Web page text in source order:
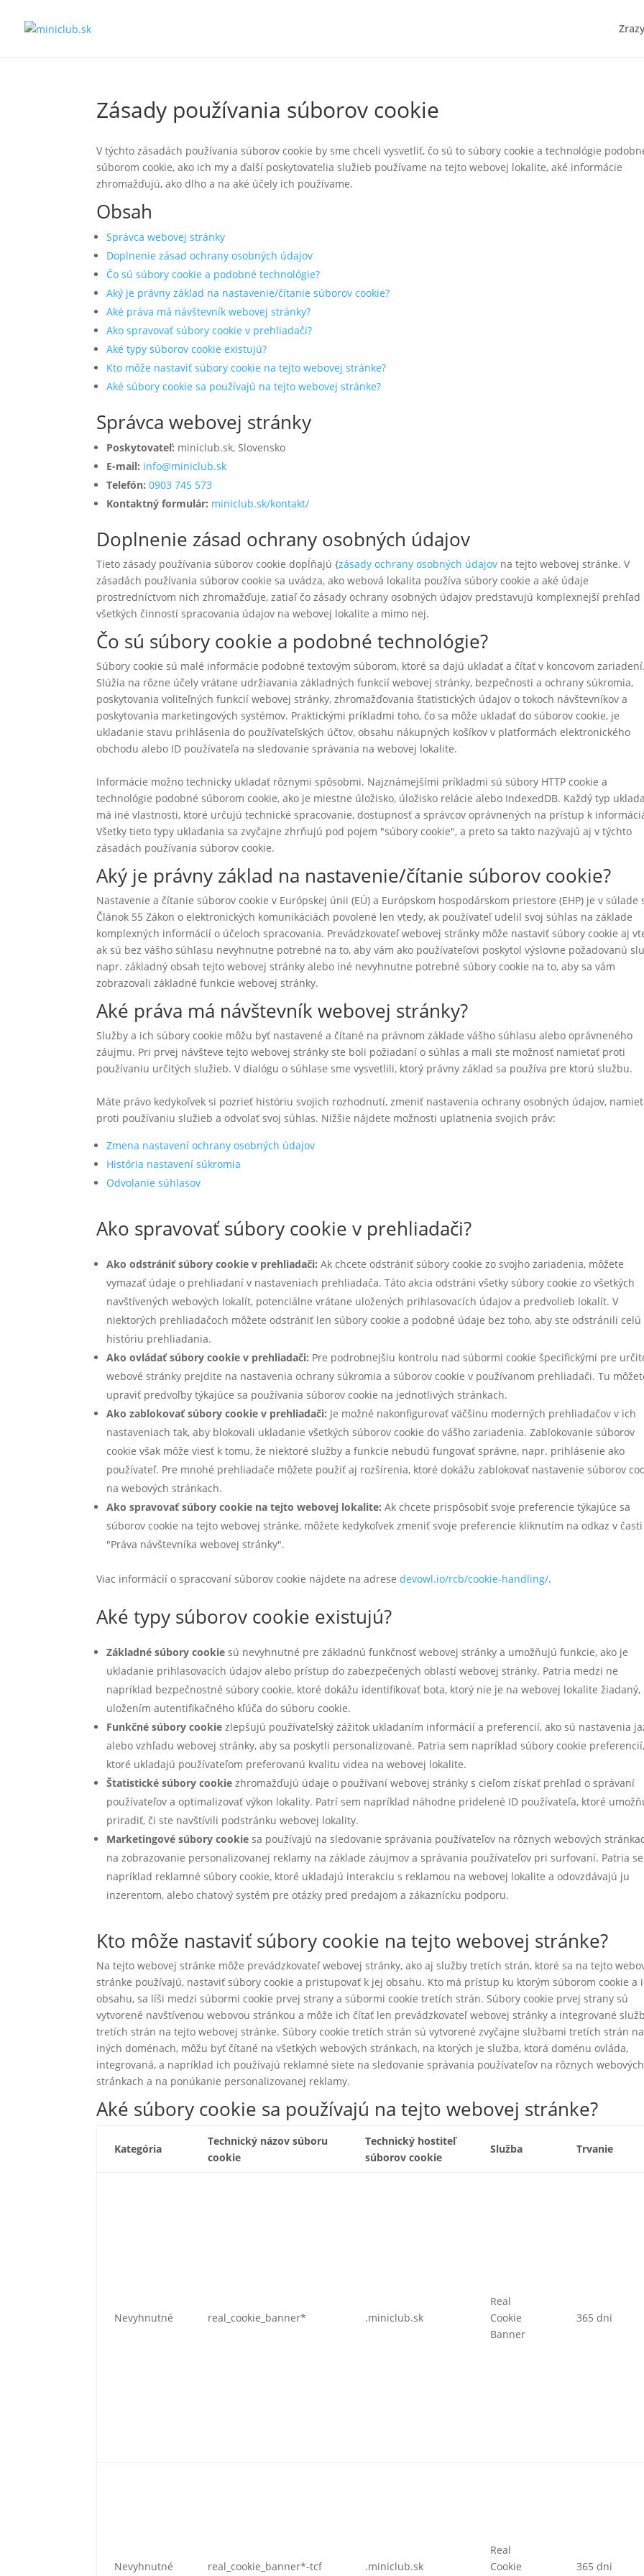
Zásady používania súborov cookie
V týchto zásadách používania súborov cookie by sme chceli vysvetliť, čo sú to súbory cookie a technológie
súborom cookie, ako ich my a ďalší poskytovatelia služieb používame na tejto webovej lokalite, aké informácie
zhromažďujú, ako dlho a na aké účely ich používame.
Obsah
Správca webovej stránky
Doplnenie zásad ochrany osobných údajov
Čo sú súbory cookie a podobné technológie?
Aký je právny základ na nastavenie/čítanie súborov cookie?
Aké práva má návštevník webovej stránky?
Ako spravovať súbory cookie v prehliadači?
Aké typy súborov cookie existujú?
Kto môže nastaviť súbory cookie na tejto webovej stránke?
Aké súbory cookie sa používajú na tejto webovej stránke?
Správca webovej stránky
Poskytovateľ: miniclub.sk, Slovensko
E-mail: info@miniclub.sk
Telefón:0903 745 573
Kontaktný formulár: miniclub.sk/kontakt/
Doplnenie zásad ochrany osobných údajov
Tieto zásady používania súborov cookie dopĺňajú {zásady ochrany osobných údajov na tejto webovej stránke. V
zásadách používania súborov cookie sa uvádza, ako webová lokalita používa súbory cookie a aké údaje
prostredníctvom nich zhromažďuje, zatiaľ čo zásady ochrany osobných údajov predstavujú komplexnejší prehľad
všetkých činností spracovania údajov na webovej lokalite a mimo nej.
Čo sú súbory cookie a podobné technológie?
Súbory cookie sú malé informácie podobné textovým súborom, ktoré sa dajú ukladať a čítať v koncovom
Slúžia na rôzne účely vrátane udržiavania základných funkcií webovej stránky, bezpečnosti a ochrany súkromia,
poskytovania voliteľných funkcií webovej stránky, zhromažďovania štatistických údajov o tokoch návštevníkov a
poskytovania marketingových systémov. Praktickými príkladmi toho, čo sa môže ukladať do súborov cookie, je
ukladanie stavu prihlásenia do používateľských účtov, obsahu nákupných košíkov v platformách elektronického
obchodu alebo ID používateľa na sledovanie správania na webovej lokalite.
Informácie možno technicky ukladať rôznymi spôsobmi. Najznámejšími príkladmi sú súbory HTTP cookie a
technológie podobné súborom cookie, ako je miestne úložisko, úložisko relácie alebo IndexedDB. Každý typ
má iné vlastnosti, ktoré určujú technické spracovanie, dostupnosť a správcov oprávnených na prístup k
Všetky tieto typy ukladania sa zvyčajne zhrňujú pod pojem "súbory cookie", a preto sa takto nazývajú aj v týchto
zásadách používania súborov cookie.
Aký je právny základ na nastavenie/čítanie súborov cookie?
Nastavenie a čítanie súborov cookie v Európskej únii (EÚ) a Európskom hospodárskom priestore (EHP) je v súlade
Článok 55 Zákon o elektronických komunikáciách povolené len vtedy, ak používateľ udelil svoj súhlas na základe
komplexných informácií o účeloch spracovania. Prevádzkovateľ webovej stránky môže nastaviť súbory cookie aj
ak sú bez vášho súhlasu nevyhnutne potrebné na to, aby vám ako používateľovi poskytol výslovne požadovanú
napr. základný obsah tejto webovej stránky alebo iné nevyhnutne potrebné súbory cookie na to, aby sa vám
zobrazovali základné funkcie webovej stránky.
Aké práva má návštevník webovej stránky?
Služby a ich súbory cookie môžu byť nastavené a čítané na právnom základe vášho súhlasu alebo oprávneného
záujmu. Pri prvej návšteve tejto webovej stránky ste boli požiadaní o súhlas a mali ste možnosť namietať proti
používaniu určitých služieb. V dialógu o súhlase sme vysvetlili, ktorý právny základ sa používa pre ktorú službu.
Máte právo kedykoľvek si pozrieť históriu svojich rozhodnutí, zmeniť nastavenia ochrany osobných údajov,
proti používaniu služieb a odvolať svoj súhlas. Nižšie nájdete možnosti uplatnenia svojich práv:
Zmena nastavení ochrany osobných údajov
História nastavení súkromia
Odvolanie súhlasov
Ako spravovať súbory cookie v prehliadači?
Ako odstrániť súbory cookie v prehliadači: Ak chcete odstrániť súbory cookie zo svojho zariadenia, môžete
vymazať údaje o prehliadaní v nastaveniach prehliadača. Táto akcia odstráni všetky súbory cookie zo všetkých
navštívených webových lokalít, potenciálne vrátane uložených prihlasovacích údajov a predvolieb lokalít. V
niektorých prehliadačoch môžete odstrániť len súbory cookie a podobné údaje bez toho, aby ste odstránili celú
históriu prehliadania.
Ako ovládať súbory cookie v prehliadači: Pre podrobnejšiu kontrolu nad súbormi cookie špecifickými pre
webové stránky prejdite na nastavenia ochrany súkromia a súborov cookie v používanom prehliadači. Tu
upraviť predvoľby týkajúce sa používania súborov cookie na jednotlivých stránkach.
Ako zablokovať súbory cookie v prehliadači: Je možné nakonfigurovať väčšinu moderných prehliadačov v ich
nastaveniach tak, aby blokovali ukladanie všetkých súborov cookie do vášho zariadenia. Zablokovanie súborov
cookie však môže viesť k tomu, že niektoré služby a funkcie nebudú fungovať správne, napr. prihlásenie ako
používateľ. Pre mnohé prehliadače môžete použiť aj rozšírenia, ktoré dokážu zablokovať nastavenie súborov
na webových stránkach.
Ako spravovať súbory cookie na tejto webovej lokalite: Ak chcete prispôsobiť svoje preferencie týkajúce sa
súborov cookie na tejto webovej stránke, môžete kedykoľvek zmeniť svoje preferencie kliknutím na odkaz v časti
"Práva návštevníka webovej stránky".
Viac informácií o spracovaní súborov cookie nájdete na adresedevowl.io/rcb/cookie-handling/.
Aké typy súborov cookie existujú?
Základné súbory cookie sú nevyhnutné pre základnú funkčnosť webovej stránky a umožňujú funkcie, ako je
ukladanie prihlasovacích údajov alebo prístup do zabezpečených oblastí webovej stránky. Patria medzi ne
napríklad bezpečnostné súbory cookie, ktoré dokážu identifikovať bota, ktorý nie je na webovej lokalite žiadaný,
uložením autentifikačného kľúča do súboru cookie.
Funkčné súbory cookie zlepšujú používateľský zážitok ukladaním informácií a preferencií, ako sú nastavenia
alebo vzhľadu webovej stránky, aby sa poskytli personalizované. Patria sem napríklad súbory cookie
ktoré ukladajú používateľom preferovanú kvalitu videa na webovej lokalite.
Štatistické súbory cookie zhromažďujú údaje o používaní webovej stránky s cieľom získať prehľad o správaní
používateľov a optimalizovať výkon lokality. Patrí sem napríklad náhodne pridelené ID používateľa, ktoré
priradiť, či ste navštívili podstránku webovej lokality.
Marketingové súbory cookie sa používajú na sledovanie správania používateľov na rôznych webových
na zobrazovanie personalizovanej reklamy na základe záujmov a správania používateľov pri surfovaní. Patria
napríklad reklamné súbory cookie, ktoré ukladajú interakciu s reklamou na webovej lokalite a odovzdávajú ju
inzerentom, alebo chatový systém pre otázky pred predajom a zákaznícku podporu.
Kto môže nastaviť súbory cookie na tejto webovej stránke?
Na tejto webovej stránke môže prevádzkovateľ webovej stránky, ako aj služby tretích strán, ktoré sa na tejto
stránke používajú, nastaviť súbory cookie a pristupovať k jej obsahu. Kto má prístup ku ktorým súborom cookie a
obsahu, sa líši medzi súbormi cookie prvej strany a súbormi cookie tretích strán. Súbory cookie prvej strany sú
vytvorené navštívenou webovou stránkou a môže ich čítať len prevádzkovateľ webovej stránky a integrované
tretích strán na tejto webovej stránke. Súbory cookie tretích strán sú vytvorené zvyčajne službami tretích strán na
iných doménach, môžu byť čítané na všetkých webových stránkach, na ktorých je služba, ktorá doménu ovláda,
integrovaná, a napríklad ich používajú reklamné siete na sledovanie správania používateľov na rôznych webových
stránkach a na ponúkanie personalizovanej reklamy.
Aké súbory cookie sa používajú na tejto webovej stránke?
Kategória
Technický názov súboru
cookie
Technický hostiteľ
súborov cookie
Služba Trvanie
Nevyhnutné real_cookie_banner* .miniclub.sk
Real
Cookie
Banner
365 dni
Nevyhnutné real_cookie_banner*-tcf .miniclub.sk
Real
Cookie
365 dni